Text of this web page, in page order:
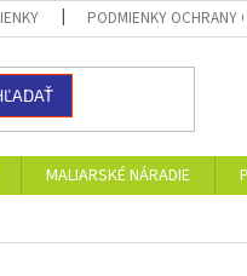
PODMIENKY OCHRANY
MALIARSKÉ NÁRADIE